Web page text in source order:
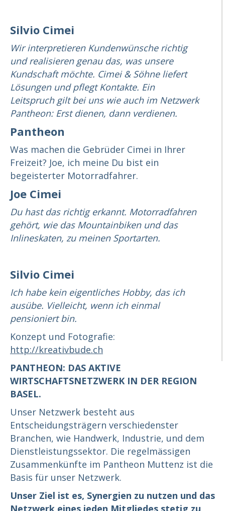
Silvio Cimei
Wir interpretieren Kundenwünsche richtig
und realisieren genau das, was unsere
Kundschaft möchte. Cimei & Söhne liefert
Lösungen und pflegt Kontakte. Ein
Leitspruch gilt bei uns wie auch im Netzwerk
Pantheon: Erst dienen, dann verdienen.
Pantheon
Was machen die Gebrüder Cimei in Ihrer
Freizeit? Joe, ich meine Du bist ein
begeisterter Motorradfahrer.
Joe Cimei
Du hast das richtig erkannt. Motorradfahren
gehört, wie das Mountainbiken und das
Inlineskaten, zu meinen Sportarten.
Silvio Cimei
Ich habe kein eigentliches Hobby, das ich
ausübe. Vielleicht, wenn ich einmal
pensioniert bin.
Konzept und Fotografie:
http://kreativbude.ch
PANTHEON: DAS AKTIVE
WIRTSCHAFTSNETZWERK IN DER REGION
BASEL.
Unser Netzwerk besteht aus
Entscheidungsträgern verschiedenster
Branchen, wie Handwerk, Industrie, und dem
Dienstleistungssektor. Die regelmässigen
Zusammenkünfte im Pantheon Muttenz ist die
Basis für unser Netzwerk.
Unser Ziel ist es, Synergien zu nutzen und das
Netzwerk eines jeden Mitgliedes stetig zu